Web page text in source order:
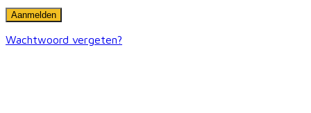
Wachtwoord vergeten?